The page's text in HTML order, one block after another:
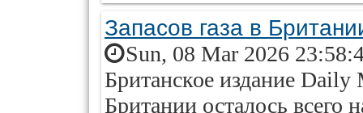
Запасов газа в
Sun, 08 Mar 2026
Британское издание Daily
Британии осталось всего